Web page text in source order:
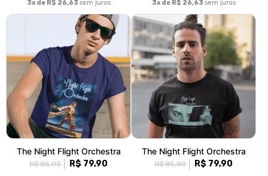
3x de R$ 26,63 sem juros 3x de R$ 26,63 sem juros
The Night Flight Orchestra
R$ 85,00 R$ 79,90
The Night Flight Orchestra
R$ 85,00 R$ 79,90